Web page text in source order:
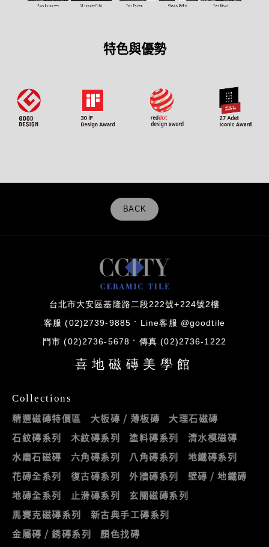
特色與優勢
BACK
台北市大安區基隆路二段222號+224號2樓
客服 (02)2739-9885 Line客服 @goodtile
門市 (02)2736-5678 傳真 (02)2736-1222
喜地磁磚美學館
Collections
精選磁磚特價區 大板磚 / 薄板磚
大理石磁磚
石紋磚系列
木紋磚系列 塗料磚系列
清水模磁磚
水磨石磁磚
六角磚系列 八角磚系列
地鐵磚系列
花磚全系列
復古磚系列 外牆磚系列
壁磚 / 地鐵磚
地磚全系列
止滑磚系列
玄關磁磚系列
馬賽克磁磚系列
新古典手工磚系列
金屬磚 / 銹磚系列
顏色找磚